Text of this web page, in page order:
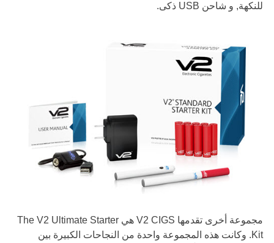
للنكهة, و شاحن USB ذكى.
مجموعة أخرى تقدمها V2 CIGS هي The V2 Ultimate Starter
Kit. وكانت هذه المجموعة واحدة من النجاحات الكبيرة بين